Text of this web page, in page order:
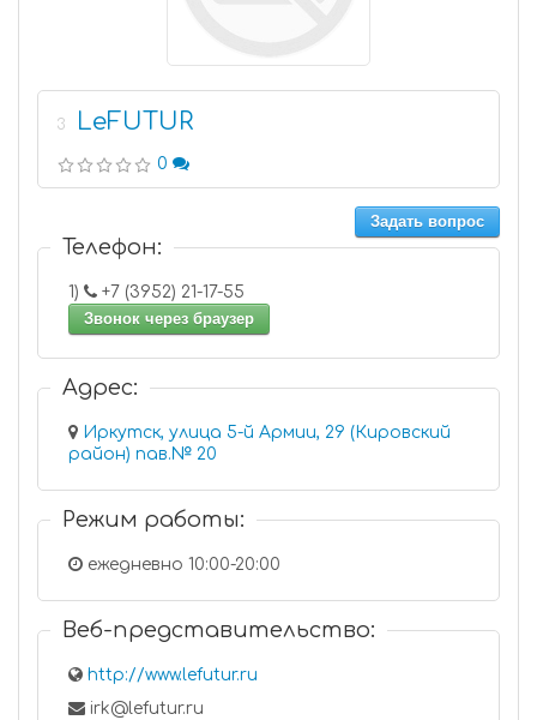
3 LeFUTUR
0
Задать вопрос
Телефон:
1)
+7 (3952) 21-17-55
Звонок через браузер
Адрес:
Иркутск, улица 5-й Армии, 29 (Кировский
район) пав.№ 20
Режим работы:
ежедневно 10:00-20:00
Веб-представительство:
http://www.lefutur.ru
irk@lefutur.ru